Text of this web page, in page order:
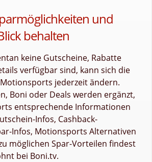
und
behalten
keine Gutscheine, Rabatte
verfügbar sind, kann sich die
jederzeit ändern.
Boni oder Deals werden ergänzt,
entsprechende Informationen
Infos, Cashback-
Infos, Motionsports Alternativen
möglichen Spar-Vorteilen findest
bei Boni.tv.